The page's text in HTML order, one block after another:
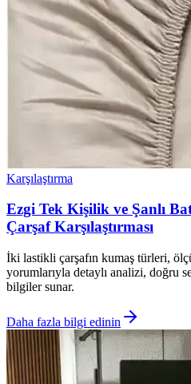
Karşılaştırma
Ezgi Tek Kişilik ve Şanlı
Çarşaf Karşılaştırması
İki lastikli çarşafın kumaş türleri,
yorumlarıyla detaylı analizi, doğru
bilgiler sunar.
Daha fazla bilgi edinin